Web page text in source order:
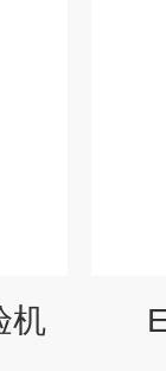
机